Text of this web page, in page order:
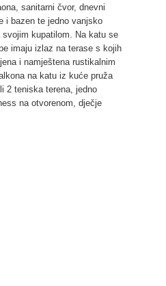
sanitarni čvor, dnevni
i bazen te jedno vanjsko
kupatilom. Na katu se
imaju izlaz na terase s kojih
i namještena rustikalnim
na katu iz kuće pruža
2 teniska terena, jedno
na otvorenom, dječje